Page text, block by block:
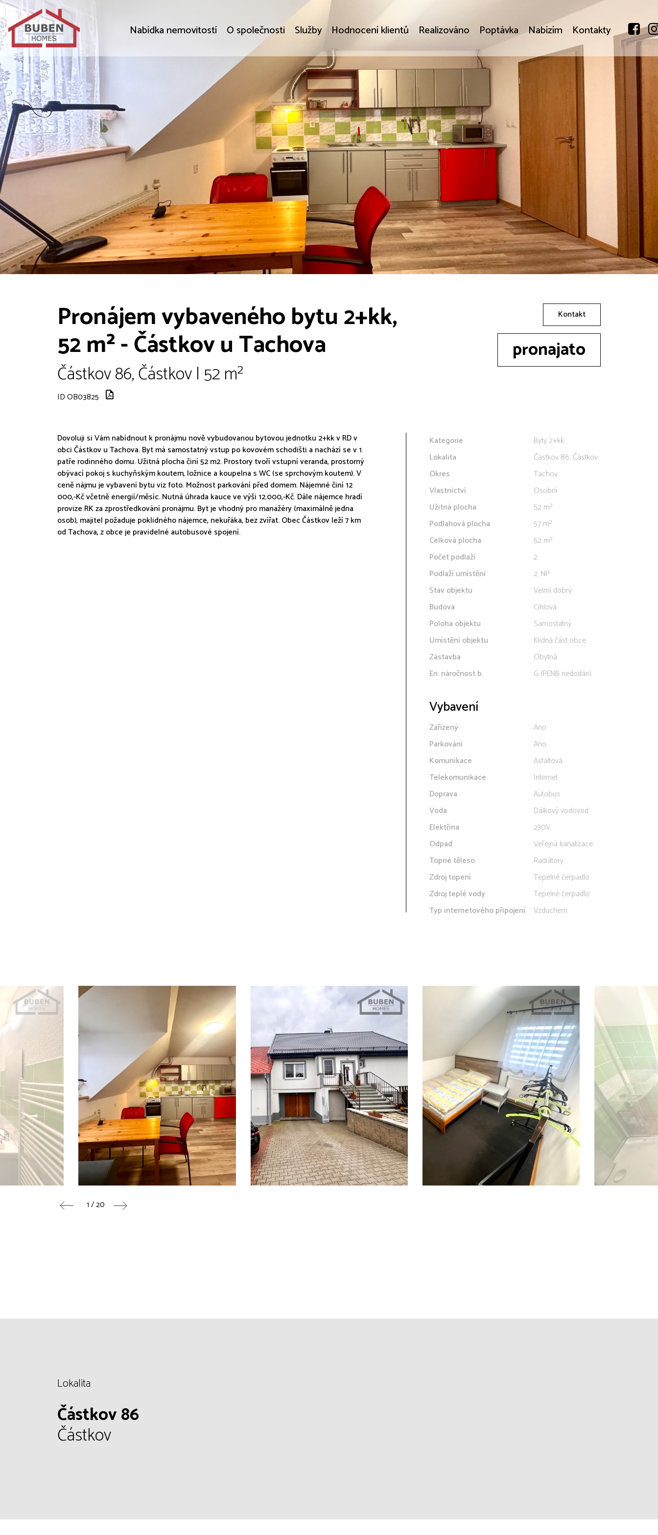
Nabídka nemovitostí O společnosti Služby Hodnocení klientů Realizováno Poptávka Nabízím Kontakty
Pronájem vybaveného bytu 2+kk,
52 m² - Částkov u Tachova
Částkov 86, Částkov | 52 m²
ID OB03825
Kontakt
pronajato
Dovoluji si Vám nabídnout k pronájmu nově vybudovanou bytovou jednotku 2+kk v RD v
obci Částkov u Tachova. Byt má samostatný vstup po kovovém schodišti a nachází se v 1.
patře rodinného domu. Užitná plocha činí 52 m2. Prostory tvoří vstupní veranda, prostorný
obývací pokoj s kuchyňským koutem, ložnice a koupelna s WC (se sprchovým koutem). V
ceně nájmu je vybavení bytu viz foto. Možnost parkování před domem. Nájemné činí 12
000,-Kč včetně energií/měsíc. Nutná úhrada kauce ve výši 12.000,-Kč. Dále nájemce hradí
provize RK za zprostředkování pronájmu. Byt je vhodný pro manažéry (maximálně jedna
osob), majitel požaduje poklidného nájemce, nekuřáka, bez zvířat. Obec Částkov leží 7 km
od Tachova, z obce je pravidelné autobusové spojení.
Kategorie
Byty 2+kk
Lokalita
Částkov 86, Částkov
Okres
Tachov
Vlastnictví
Osobní
Užitná plocha
52 m²
Podlahová plocha
57 m²
Celková plocha
52 m²
Počet podlaží
2
Podlaží umístění
2. NP
Stav objektu
Velmi dobrý
Budova
Cihlová
Poloha objektu
Samostatný
Umístění objektu
Klidná část obce
Zástavba
Obytná
En. náročnost b.
G (PENB nedodán)
Vybavení
Zařízený
Ano
Parkování
Ano
Komunikace
Asfaltová
Telekomunikace
Internet
Doprava
Autobus
Voda
Dálkový vodovod
Elektřina
230V
Odpad
Veřejná kanalizace
Topné těleso
Radiátory
Zdroj topení
Tepelné čerpadlo
Zdroj teplé vody
Tepelné čerpadlo
Typ internetového připojení
Vzduchem
1 / 20
Lokalita
Částkov 86
Částkov